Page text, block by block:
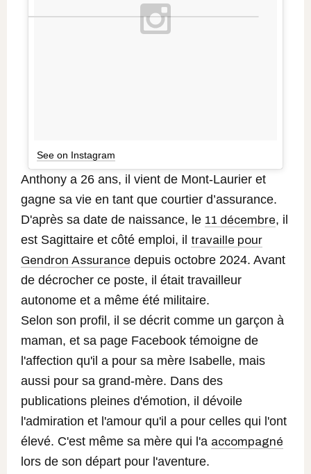
See on Instagram
Anthony a 26 ans, il vient de Mont-Laurier et
gagne sa vie en tant que courtier d’assurance.
D'après sa date de naissance, le 11 décembre, il
est Sagittaire et côté emploi, il travaille pour
Gendron Assurance depuis octobre 2024. Avant
de décrocher ce poste, il était travailleur
autonome et a même été militaire.
Selon son profil, il se décrit comme un garçon à
maman, et sa page Facebook témoigne de
l'affection qu'il a pour sa mère Isabelle, mais
aussi pour sa grand-mère. Dans des
publications pleines d'émotion, il dévoile
l'admiration et l'amour qu'il a pour celles qui l'ont
élevé. C'est même sa mère qui l'a accompagné
lors de son départ pour l'aventure.